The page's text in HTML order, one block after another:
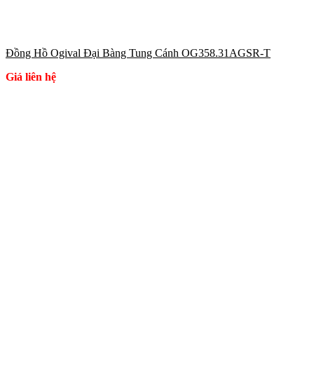
Đồng Hồ Ogival Đại Bàng Tung Cánh OG358.31AGSR-T
Giá liên hệ